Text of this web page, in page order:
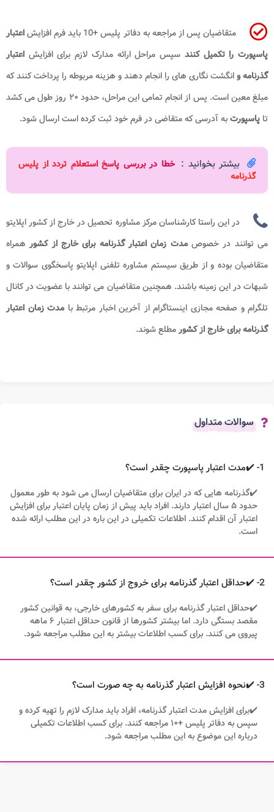
متقاضیان پس از مراجعه به دفاتر پلیس +10 باید فرم افزایش
اعتبار
پاسپورت را تکمیل کنند سپس مراحل ارائه مدارک لازم برای افزایش اعتبار
گذرنامه وانگشت نگاری های را انجام دهند و هزینه مربوطه را پرداخت کنند که
مبلغ معین است. پس از انجام تمامی این مراحل، حدود ۲۰ روز طول می کشد
تا پاسپورتبه آدرسی که متقاضی در فرم خود ثبت کرده است ارسال شود.
بیشتر بخوانید : خطا در بررسی پاسخ استعلام تردد از پلیس
گذرنامه
در این راستا کارشناسان مرکز مشاوره تحصیل در خارج از کشور اپلایتو
می توانند در خصوصمدت زمان اعتبار گذرنامه برای خارج از کشورهمراه
متقاضیان بوده و از طریق سیستم مشاوره تلفنی اپلایتو پاسخگوی سوالات و
شبهات در این زمینه باشند. همچنین متقاضیان می توانند با عضویت در کانال
تلگرام و صفحه مجازی اینستاگرام از آخرین اخبار مرتبط با مدت زمان اعتبار
گذرنامه برای خارج از کشورمطلع شوند.
سوالات متداول
1- ✔️مدت اعتبار پاسپورت چقدر است؟
✔️گذرنامه هایی که در ایران برای متقاضیان ارسال می شود به طور معمول
حدود ۵ سال اعتبار دارند. افراد باید پیش از زمان پایان اعتبار برای افزایش
اعتبار آن اقدام کنند. اطلاعات تکمیلی در این باره در این مطلب ارائه شده
است.
2- ✔️حداقل اعتبار گذرنامه برای خروج از کشور چقدر است؟
✔️حداقل اعتبار گذرنامه برای سفر به کشورهای خارجی، به قوانین کشور
مقصد بستگی دارد. اما بیشتر کشورها از قانون حداقل اعتبار ۶ ماهه
پیروی می کنند. برای کسب اطلاعات بیشتر به این مطلب مراجعه شود.
3- ✔️نحوه افزایش اعتبار گذرنامه به چه صورت است؟
✔️برای افزایش مدت اعتبار گذرنامه، افراد باید مدارک لازم را تهیه کرده و
سپس به دفاتر پلیس +۱۰ مراجعه کنند. برای کسب اطلاعات تکمیلی
درباره این موضوع به این مطلب مراجعه شود.